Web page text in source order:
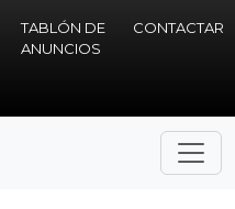
TABLÓN DE
ANUNCIOS
CONTACTAR